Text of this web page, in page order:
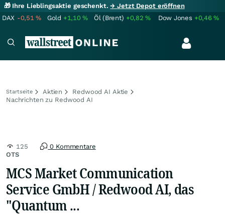
🎁 Ihre Lieblingsaktie geschenkt.→ Jetzt Depot eröffnen
DAX -0,51% Gold +1,10% Öl (Brent) +0,82% Dow Jones +0,46%
Startseite Aktien
Redwood AI Aktie
Nachrichten zu Redwood AI
OTS
125 0 Kommentare
MCS Market Communication
Service GmbH / Redwood AI, das
"Quantum ...